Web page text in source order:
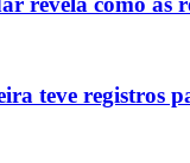
teve registros